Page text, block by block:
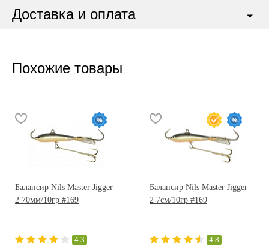
Доставка и оплата
Похожие товары
Балансир Nils Master Jigger-
2 70мм/10гр #169
4.3
Балансир Nils Master Jigger-
2 7см/10гр #169
4.8